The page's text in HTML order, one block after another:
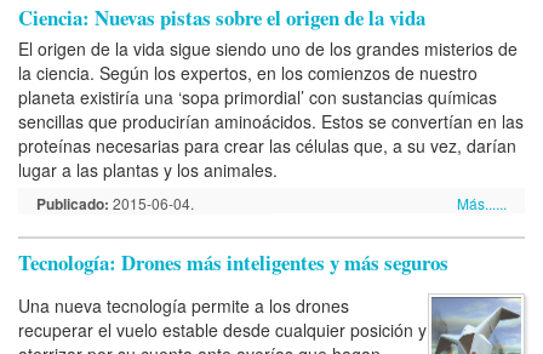
Ciencia: Nuevas pistas sobre el origen de la vida
El origen de la vida sigue siendo uno de los grandes misterios de
la ciencia. Según los expertos, en los comienzos de nuestro
planeta existiría una ‘sopa primordial’ con sustancias químicas
sencillas que producirían aminoácidos. Estos se convertían en las
proteínas necesarias para crear las células que, a su vez, darían
lugar a las plantas y los animales.
Publicado: 2015-06-04. Más......
Tecnología: Drones más inteligentes y más seguros
Una nueva tecnología permite a los drones
recuperar el vuelo estable desde cualquier posición y